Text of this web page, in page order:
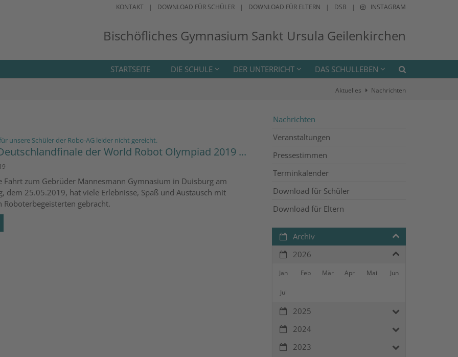
KONTAKT DOWNLOAD FÜR SCHÜLER DOWNLOAD FÜR ELTERN DSB INSTAGRAM
Bischöfliches Gymnasium Sankt Ursula Geilenkirchen
STARTSEITE DIE SCHULE DER UNTERRICHT DAS SCHULLEBEN
Aktuelles Nachrichten
unsere Schüler der Robo-AG leider nicht gereicht.:
der World Robot Olympiad 2019 ...
Fahrt zum Gebrüder Mannesmann Gymnasium in Duisburg am
dem 25.05.2019, hat viele Erlebnisse, Spaß und Austausch mit
Roboterbegeisterten gebracht.
Nachrichten
Veranstaltungen
Pressestimmen
Terminkalender
Download für Schüler
Download für Eltern
Archiv
2026
Jan Feb Mär Apr Mai Jun
Jul
2025
2024
2023